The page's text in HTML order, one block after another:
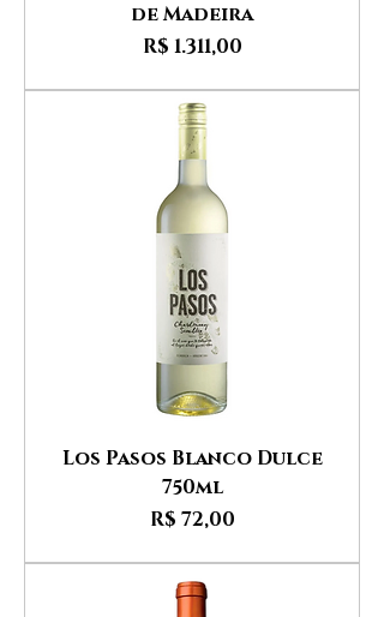
de Madeira
Preço
R$ 1.311,00
Los Pasos Blanco Dulce
750ml
Preço
R$ 72,00